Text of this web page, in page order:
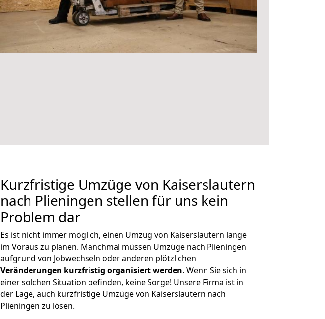
Kurzfristige Umzüge von Kaiserslautern
nach Plieningen stellen für uns kein
Problem dar
Es ist nicht immer möglich, einen Umzug von Kaiserslautern lange
im Voraus zu planen. Manchmal müssen Umzüge nach Plieningen
aufgrund von Jobwechseln oder anderen plötzlichen
Veränderungen kurzfristig organisiert werden. Wenn Sie sich in
einer solchen Situation befinden, keine Sorge! Unsere Firma ist in
der Lage, auch kurzfristige Umzüge von Kaiserslautern nach
Plieningen zu lösen.